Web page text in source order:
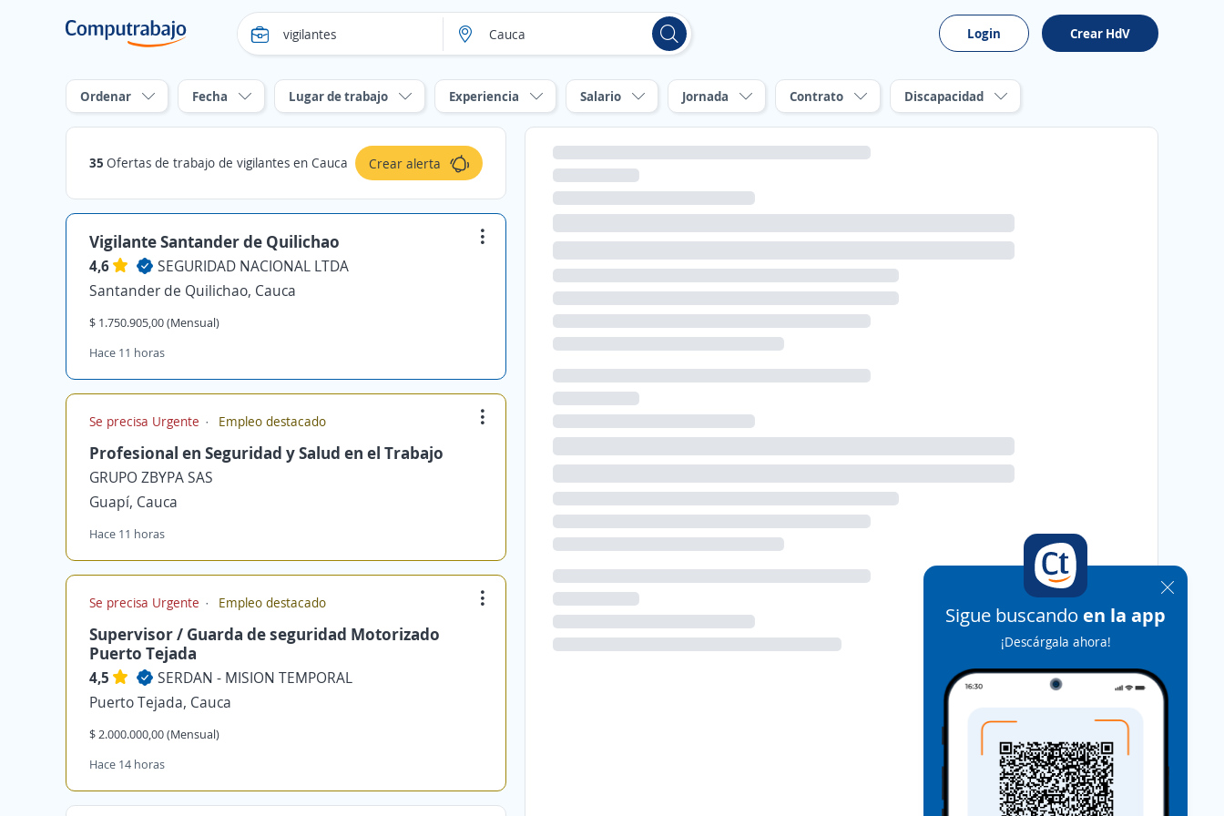
Login Crear HdV
Ordenar Fecha Lugar de trabajo Experiencia Salario Jornada Contrato Discapacidad
35 Ofertas de trabajo de vigilantes en Cauca Crear alerta
Vigilante Santander de Quilichao
4,6
SEGURIDAD NACIONAL LTDA
Santander de Quilichao, Cauca
$ 1.750.905,00 (Mensual)
Hace 11 horas
Se precisa Urgente Empleo destacado
Profesional en Seguridad y Salud en el Trabajo
GRUPO ZBYPA SAS
Guapí, Cauca
Hace 11 horas
Se precisa Urgente Empleo destacado
Supervisor / Guarda de seguridad Motorizado
Puerto Tejada
4,5
SERDAN - MISION TEMPORAL
Puerto Tejada, Cauca
$ 2.000.000,00 (Mensual)
Hace 14 horas
Sigue buscando en la app
¡Descárgala ahora!